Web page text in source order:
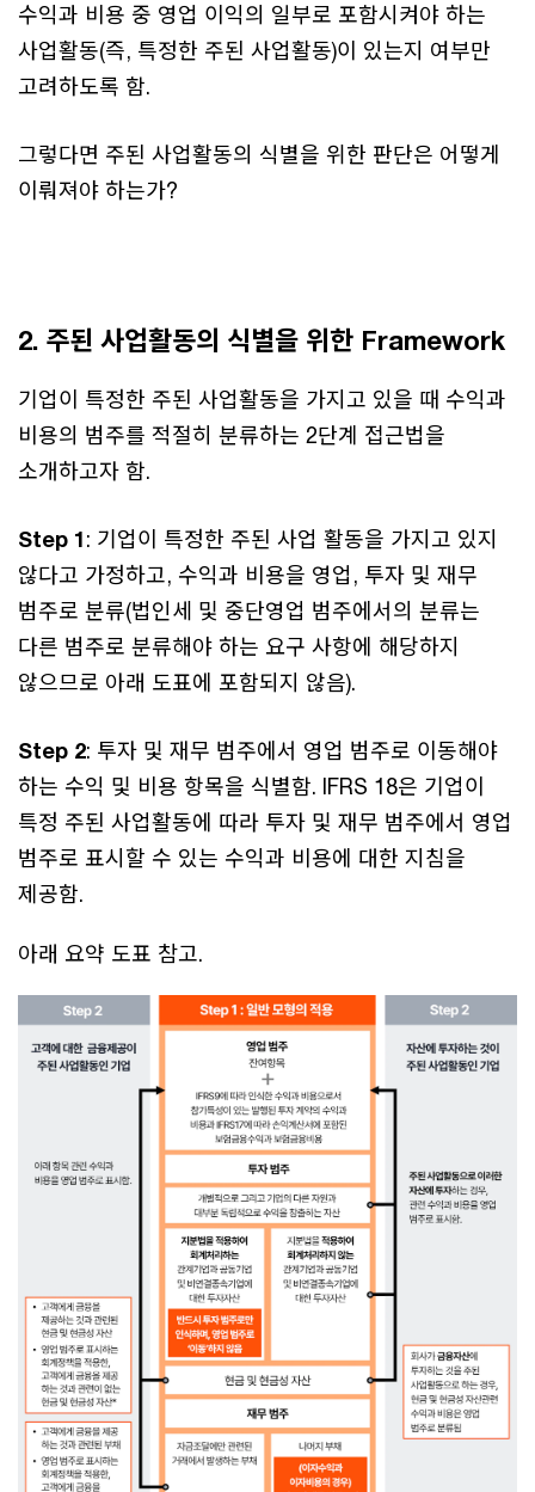
수익과 비용 중 영업 이익의 일부로 포함시켜야 하는
사업활동(즉, 특정한 주된 사업활동)이 있는지 여부만
고려하도록 함.
그렇다면 주된 사업활동의 식별을 위한 판단은 어떻게
이뤄져야 하는가?
2. 주된 사업활동의 식별을 위한 Framework
기업이 특정한 주된 사업활동을 가지고 있을 때 수익과
비용의 범주를 적절히 분류하는 2단계 접근법을
소개하고자 함.
Step 1: 기업이 특정한 주된 사업 활동을 가지고 있지
않다고 가정하고, 수익과 비용을 영업, 투자 및 재무
범주로 분류(법인세 및 중단영업 범주에서의 분류는
다른 범주로 분류해야 하는 요구 사항에 해당하지
않으므로 아래 도표에 포함되지 않음).
Step 2: 투자 및 재무 범주에서 영업 범주로 이동해야
하는 수익 및 비용 항목을 식별함. IFRS 18은 기업이
특정 주된 사업활동에 따라 투자 및 재무 범주에서 영업
범주로 표시할 수 있는 수익과 비용에 대한 지침을
제공함.
아래 요약 도표 참고.